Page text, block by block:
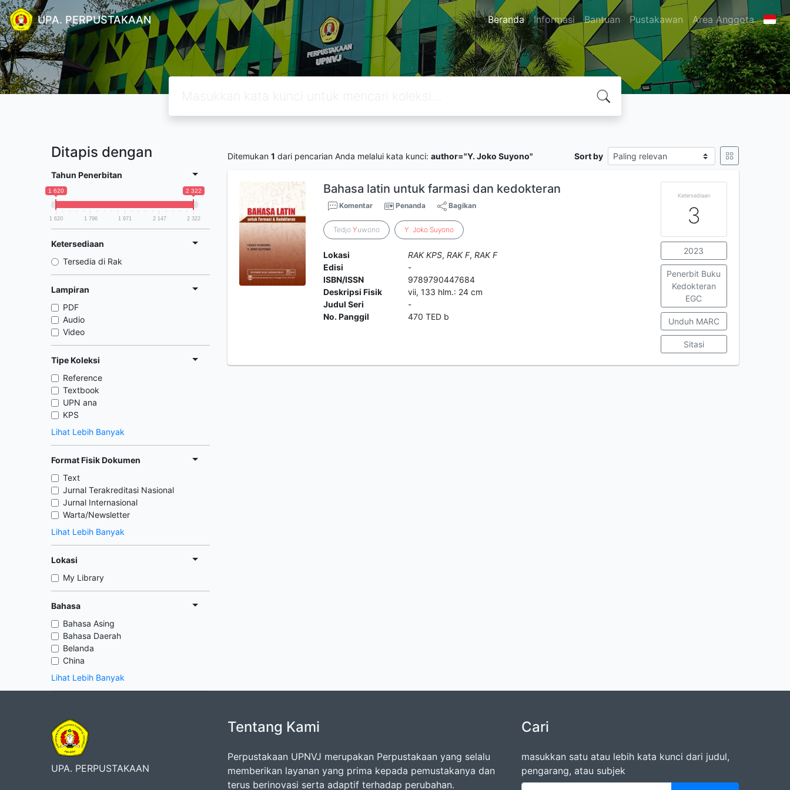
UPA. PERPUSTAKAAN Beranda Informasi Bantuan Pustakawan Area Anggota
Ditapis dengan
Tahun Penerbitan
1 620 2 322
1 620 1 796 1 971 2 147 2 322
Ketersediaan
Tersedia di Rak
Lampiran
PDF
Audio
Video
Tipe Koleksi
Reference
Textbook
UPN ana
KPS
Lihat Lebih Banyak
Format Fisik Dokumen
Text
Jurnal Terakreditasi Nasional
Jurnal Internasional
Warta/Newsletter
Lihat Lebih Banyak
Lokasi
My Library
Bahasa
Bahasa Asing
Bahasa Daerah
Belanda
China
Lihat Lebih Banyak
Ditemukan 1 dari pencarian Anda melalui kata kunci: author="Y. Joko Suyono" Sort by
Bahasa latin untuk farmasi dan kedokteran
Komentar Penanda Bagikan
TedjoYuwono Y.Joko Suyono
Lokasi RAK KPS, RAK F, RAK F
Edisi
-
ISBN/ISSN
9789790447684
Deskripsi Fisik
vii, 133 hlm.: 24 cm
Judul Seri
-
No. Panggil
470 TED b
Ketersediaan
3
2023
Penerbit Buku
Kedokteran
EGC
Unduh MARC
Sitasi
UPA. PERPUSTAKAAN
Tentang Kami
Perpustakaan UPNVJ merupakan Perpustakaan yang selalu
memberikan layanan yang prima kepada pemustakanya dan
terus berinovasi serta adaptif terhadap perubahan.
Cari
masukkan satu atau lebih kata kunci dari judul,
pengarang, atau subjek